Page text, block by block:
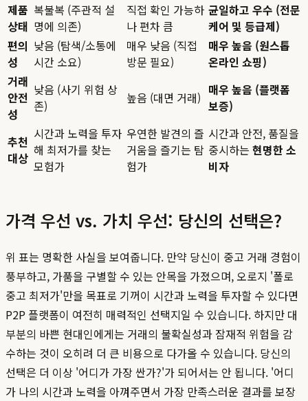
제품
상태
복불복 (주관적 설
명에 의존)
직접 확인 가능하
나 편차 큼
균일하고 우수 (전문
케어 및 등급제)
편의
성
낮음 (탐색/소통에
시간 소요)
매우 낮음 (직접
방문 필요)
매우 높음 (원스톱
온라인 쇼핑)
거래
안전
성
낮음 (사기 위험 상
존)
높음 (대면 거래) 매우 높음 (플랫폼
보증)
추천
대상
시간과 노력을 투자
해 최저가를 찾는
모험가
우연한 발견의 즐
거움을 즐기는 탐
험가
시간과 안전, 품질을
중시하는 현명한 소
비자
가격 우선 vs. 가치 우선: 당신의 선택은?
위 표는 명확한 사실을 보여줍니다. 만약 당신이 중고 거래 경험이
풍부하고, 가품을 구별할 수 있는 안목을 가졌으며, 오로지 '폴로
중고 최저가'만을 목표로 기꺼이 시간과 노력을 투자할 수 있다면
P2P 플랫폼이 여전히 매력적인 선택지일 수 있습니다. 하지만 대
부분의 바쁜 현대인에게는 거래의 불확실성과 잠재적 위험을 감
수하는 것이 오히려 더 큰 비용으로 다가올 수 있습니다. 당신의
선택은 더 이상 '어디가 가장 싼가?'가 되어서는 안 됩니다. '어디
가 나의 시간과 노력을 아껴주면서 가장 만족스러운 결과를 보장